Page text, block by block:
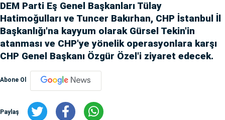
DEM Parti Eş Genel Başkanları Tülay
Hatimoğulları ve Tuncer Bakırhan, CHP İstanbul İl
Başkanlığı'na kayyum olarak Gürsel Tekin'in
atanması ve CHP'ye yönelik operasyonlara karşı
CHP Genel Başkanı Özgür Özel'i ziyaret edecek.
Abone Ol
Paylaş